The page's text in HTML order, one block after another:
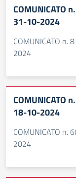
COMUNICATO
31-10-2024
COMUNICATO n.
2024
COMUNICATO
18-10-2024
COMUNICATO n.
2024